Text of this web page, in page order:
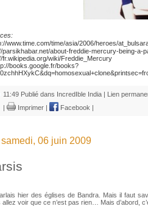
www.time.com/time/asia/2006/heroes/
parsikhabar.net/about-freddie-mercury-being-a-
fr.wikipedia.org/wiki/Freddie_Mercury
books.google.fr/books?
11:49 Publié dans IncredIble India | Lien
|
Imprimer | Facebook |
samedi, 06 juin 2009
hier des églises de Bandra. Mais il faut
allez voir que ce n’est pas rien… Mais d’abord,